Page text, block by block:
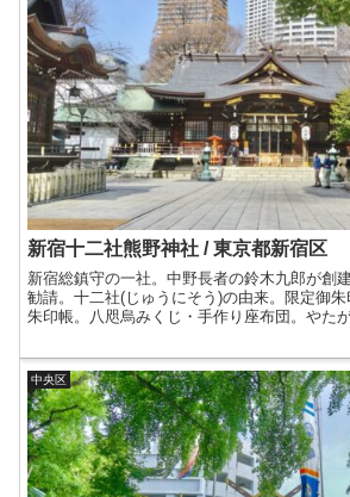
新宿十二社熊野神社 / 東京都新宿区
新宿総鎮守の一社。中野長者の鈴木九郎が創
勧請。十二社(じゅうにそう)の由来。限定御
朱印帳。八咫烏みくじ・手作り座布団。やた
中央区